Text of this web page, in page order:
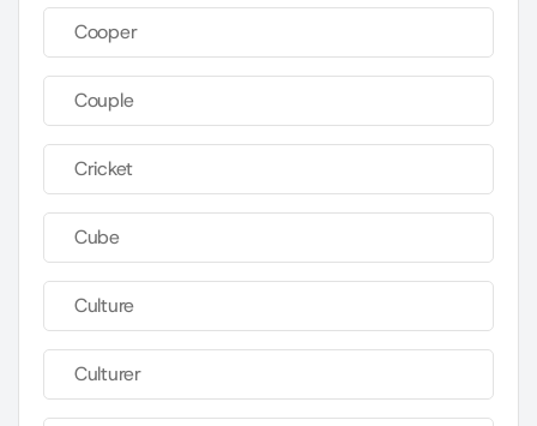
Cooper
Couple
Cricket
Cube
Culture
Culturer